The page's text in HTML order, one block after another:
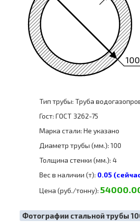
100
Тип трубы: Труба
Гост: ГОСТ 3262-75
Марка стали: Не указано
Диаметр трубы (мм.): 100
Толщина стенки (мм.): 4
Вес в наличии (т): 0.05
Цена (руб./тонну):
Фотографии стальной трубы